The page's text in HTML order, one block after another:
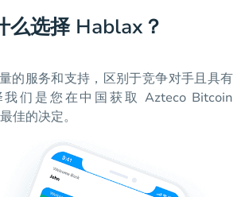
么选择 Hablax？
的服务和支持，区别于竞争对手且具有
们是您在中国获取 Azteco Bitcoin
佳的决定。